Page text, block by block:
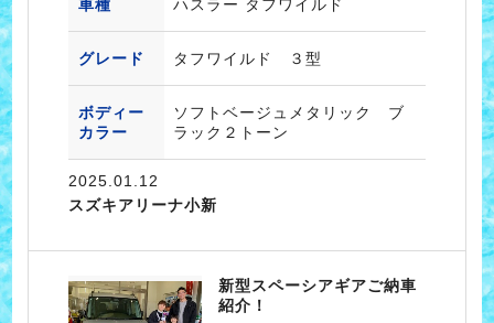
車種 ハスラー タフワイルド
グレード タフワイルド ３型
ボディー
カラー
ソフトベージュメタリック ブ
ラック２トーン
2025.01.12
スズキアリーナ小新
新型スペーシアギアご納車
紹介！